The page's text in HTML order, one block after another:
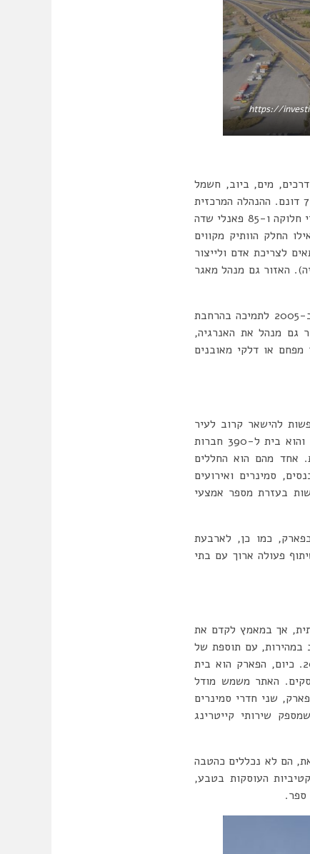
https://
הקמתו ב-1962. שירותי תשתית, כמו דרכים, מים, ביוב, חשמל
וטלפון, מנוהלים ע”י האזור, אך זקוקים לשדרוג. במהלך הזמן, האזור התרחב מ-2,720 דונם ל-7,120 דונם. ההנהלה המרכזית
מאפשרת עדכוני תשתית לכל האזור בעת הצורך. האזור אחראי על ניהול החשמל בו. ישנם שישה מרכזי חלוקה ו-85 פאנלי שדה
החלק הוותיק מקווים
לצריכת אדם ולייצור
האזור גם מנהל מאגר
כמו כן, הגוף הניהולי באזור מנהל את המפעל לטיהור ביוב מאז פתיחתו ב-1998. מפעל שני נבנה ב-2005 לתמיכה בהרחבת
גם מנהל את האנרגיה,
יותר מפחם או דלקי מאובנים
להישאר קרוב לעיר
הגדולה באוסטריה תוך כדי ניצול היתרונות של עלויות נדל”ן נמוכות. גודל הפארק הוא 2,800 דונם והוא בית ל-390 חברות
חברות. אחד מהם הוא החללים
סמינרים ואירועים
בעזרת מספר אמצעי
כמו כן, לארבעת
פעולה ארוך עם בתי
אך במאמץ לקדם את
ב-1998. בין 2001 ל-2006, הפארק התרחב במהירות, עם תוספת של
מגדל משרדים, מרכז אנרגיה ומבנים נוספים. אזור ההרפתקאות ומרכז המדע לילדים הושלמו ב-2011. כיום, הפארק הוא בית
דונם, כש-15 מתוכם משמשים לעסקים. האתר משמש מודל
שני חדרי סמינרים
להשכרה ואודיטוריום לאירועים גדולים יותר. ב-2023, הפארק הוסיף את הביסטרו Evergreen שמספק שירותי קייטרינג
הם לא נכללים כהטבה
העוסקות בטבע,
ספר.